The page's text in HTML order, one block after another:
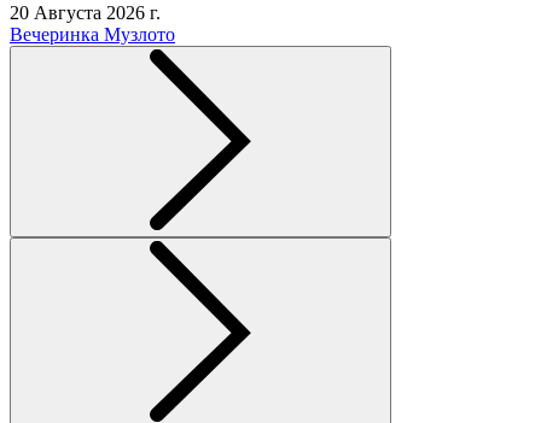
20 Августа 2026 г.
Вечеринка Музлото